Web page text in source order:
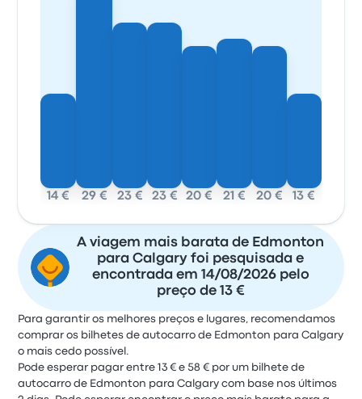
14 € 29 € 23 € 23 € 20 € 21 € 20 € 13 €
A viagem mais barata de Edmonton
para Calgary foi pesquisada e
encontrada em 14/08/2026 pelo
preço de 13 €
Para garantir os melhores preços e lugares, recomendamos
comprar os bilhetes de autocarro de Edmonton para Calgary
o mais cedo possível.
Pode esperar pagar entre 13 € e 58 € por um bilhete de
autocarro de Edmonton para Calgary com base nos últimos